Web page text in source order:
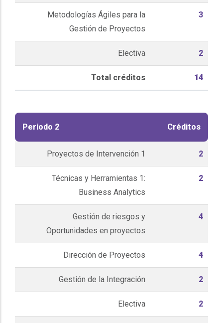
Metodologías Ágiles para la
Gestión de Proyectos
3
Electiva 2
Total créditos 14
Periodo 2 Créditos
Proyectos de Intervención 1 2
Técnicas y Herramientas 1:
Business Analytics
2
Gestión de riesgos y
Oportunidades en proyectos
4
Dirección de Proyectos 4
Gestión de la Integración 2
Electiva 2